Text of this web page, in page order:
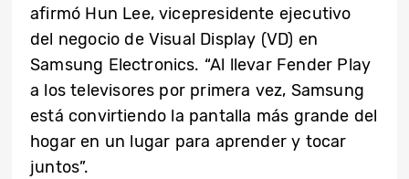
afirmó Hun Lee, vicepresidente ejecutivo
del negocio de Visual Display (VD) en
Samsung Electronics. “Al llevar Fender Play
a los televisores por primera vez, Samsung
está convirtiendo la pantalla más grande del
hogar en un lugar para aprender y tocar
juntos”.